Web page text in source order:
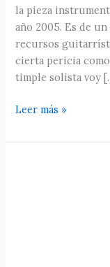
la pieza
año 2005. Es de
recursos
cierta pericia
timple solista voy
por
el
timplista
Pedro
Izquierdo
Leer más »